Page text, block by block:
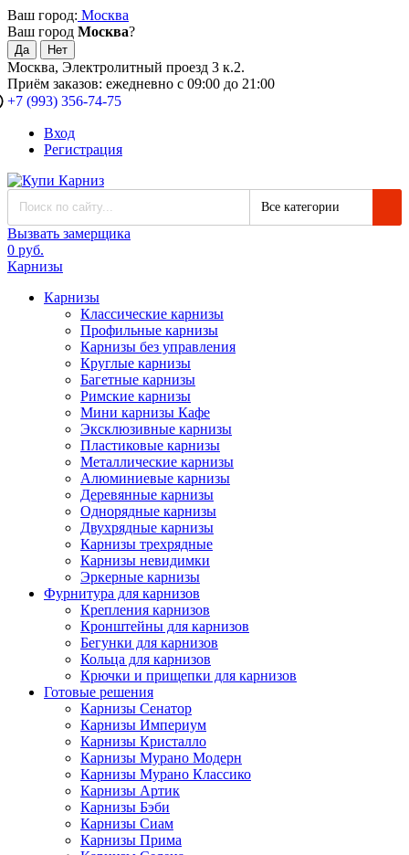
Ваш город: Москва
Ваш город Москва?
Москва, Электролитный проезд 3 к.2.
Приём заказов: ежедневно с 09:00 до 21:00
+7 (993) 356-74-75
Вход
Регистрация
Все категории
Вызвать замерщика
0 руб.
Карнизы
Карнизы
Классические карнизы
Профильные карнизы
Карнизы без управления
Круглые карнизы
Багетные карнизы
Римские карнизы
Мини карнизы Кафе
Эксклюзивные карнизы
Пластиковые карнизы
Металлические карнизы
Алюминиевые карнизы
Деревянные карнизы
Однорядные карнизы
Двухрядные карнизы
Карнизы трехрядные
Карнизы невидимки
Эркерные карнизы
Фурнитура для карнизов
Крепления карнизов
Кронштейны для карнизов
Бегунки для карнизов
Кольца для карнизов
Крючки и прищепки для карнизов
Готовые решения
Карнизы Сенатор
Карнизы Империум
Карнизы Кристалло
Карнизы Мурано Модерн
Карнизы Мурано Классико
Карнизы Артик
Карнизы Бэби
Карнизы Сиам
Карнизы Прима